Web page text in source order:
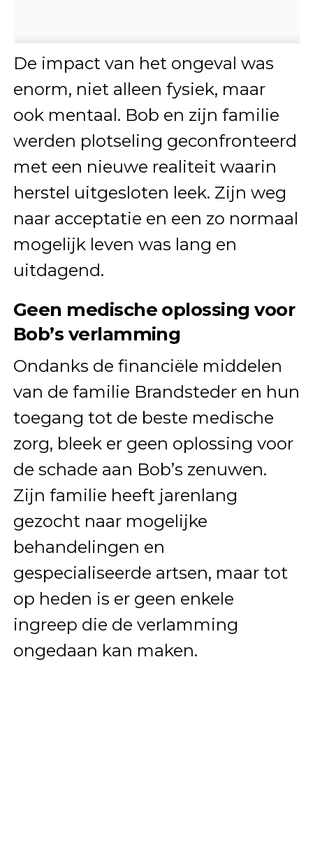
De impact van het ongeval was
enorm, niet alleen fysiek, maar
ook mentaal. Bob en zijn familie
werden plotseling geconfronteerd
met een nieuwe realiteit waarin
herstel uitgesloten leek. Zijn weg
naar acceptatie en een zo normaal
mogelijk leven was lang en
uitdagend.
Geen medische oplossing voor
Bob’s verlamming
Ondanks de financiële middelen
van de familie Brandsteder en hun
toegang tot de beste medische
zorg, bleek er geen oplossing voor
de schade aan Bob’s zenuwen.
Zijn familie heeft jarenlang
gezocht naar mogelijke
behandelingen en
gespecialiseerde artsen, maar tot
op heden is er geen enkele
ingreep die de verlamming
ongedaan kan maken.